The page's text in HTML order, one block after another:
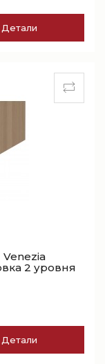
Детали
2 уровня
Детали